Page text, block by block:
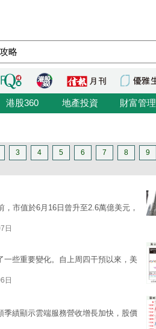
港股360 地產投資 財富管理
3 4 5 6 7 8 9
市值於6月16日曾升至2.6萬億美元，
日
些重要變化。自上周四干預以來，美
日
績顯示雲端服務營收增長加快，股價